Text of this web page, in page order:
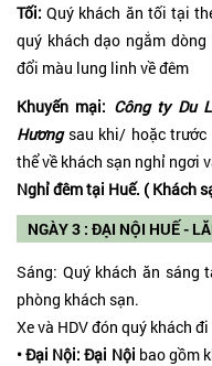
Tối:Quý khách ăn tối tại
quý khách dạo ngắm dòng
đổi màu lung linh về đêm
Khuyến mại: Công ty Du
Hương sau khi/ hoặc trước
thể về khách sạn nghỉ ngơi
Nghỉ đêm tại Huế. ( Khách
NGÀY 3 : ĐẠI NỘI HUẾ -
Sáng: Quý khách ăn
phòng khách sạn.
Xe và HDV đón quý khách
• Đại Nội: Đại Nội bao gồm